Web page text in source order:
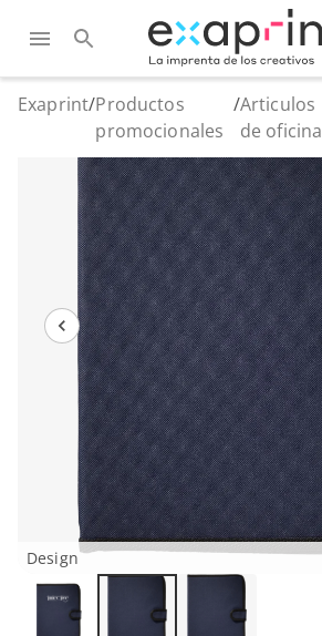
Exaprint/Productos
promocionales
/Articulos
de oficina
Design